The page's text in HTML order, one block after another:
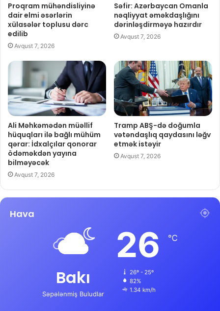
Proqram mühəndisliyinə
dair elmi əsərlərin
xülasələr toplusu dərc
edilib
Avqust 7, 2026
Səfir: Azərbaycan Omanla
nəqliyyat əməkdaşlığını
dərinləşdirməyə hazırdır
Avqust 7, 2026
Ali Məhkəmədən müəllif
hüquqları ilə bağlı mühüm
qərar: İdxalçılar qonorar
ödəməkdən yayına
bilməyəcək
Avqust 7, 2026
Tramp ABŞ-də doğumla
vətəndaşlıq qaydasını ləğv
etmək istəyir
Avqust 7, 2026
Hava
Bakı
Səpələnmiş Buludlar
26 ℃
26º - 25º
82%
1.34 km/h